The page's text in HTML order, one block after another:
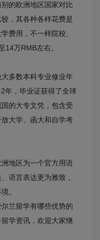
的欧洲地区国家对比
，其各种各样花费是
费用，不一样院校、
14万RMB左右。
多数本科专业修业年
年，毕业证获得了全球
的大专文凭，包含受
大学、函大和自学考
地区为一个官方用语
语言表达更为雅致，
。
兰留学有哪些优势的
学资讯，欢迎大家继